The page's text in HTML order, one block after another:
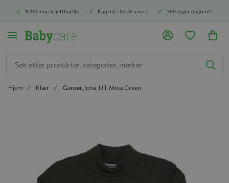
100% norsk nettbutikk Kjøp nå - betal senere 365 dager Angrerett
Hjem Klær Genser, Joha, Ull, Moss Green
Hopp til slutten av bildegalleriet